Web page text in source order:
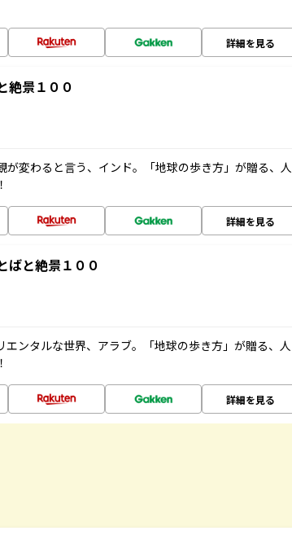
詳細を見る
絶景１００
変わると言う、インド。「地球の歩き方」が贈る、人
詳細を見る
ばと絶景１００
ンタルな世界、アラブ。「地球の歩き方」が贈る、人
詳細を見る